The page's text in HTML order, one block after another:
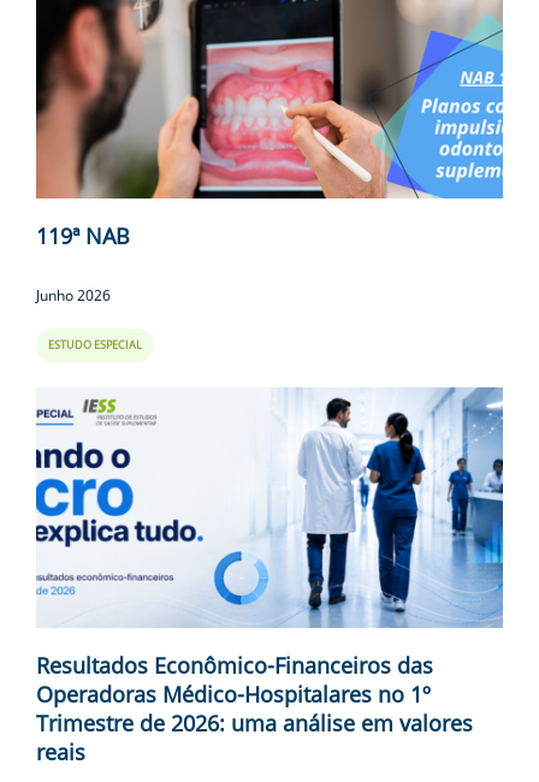
119ª NAB
Junho 2026
ESTUDO ESPECIAL
Resultados Econômico-Financeiros das
Operadoras Médico-Hospitalares no 1º
Trimestre de 2026: uma análise em valores
reais